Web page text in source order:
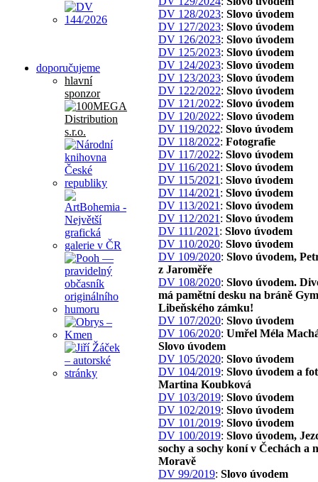
doporučujeme
hlavní
sponzor
DV 128/2023: Slovo úvodem
DV 127/2023: Slovo úvodem
DV 126/2023: Slovo úvodem
DV 125/2023: Slovo úvodem
DV 124/2023: Slovo úvodem
DV 123/2023: Slovo úvodem
DV 122/2022: Slovo úvodem
DV 121/2022: Slovo úvodem
DV 120/2022: Slovo úvodem
DV 119/2022: Slovo úvodem
DV 118/2022: Fotografie
DV 117/2022: Slovo úvodem
DV 116/2021 : Slovo úvodem
DV 115/2021 : Slovo úvodem
DV 114/2021 : Slovo úvodem
DV 113/2021 : Slovo úvodem
DV 112/2021 : Slovo úvodem
DV 111/2021 : Slovo úvodem
DV 110/2020: Slovo úvodem
DV 109/2020: Slovo úvodem,
z Jaroměře
DV 108/2020: Slovo úvodem.
má pamětní desku na bráně
Libeňského zámku!
DV 107/2020: Slovo úvodem
DV 106/2020: Umřel Méla
Slovo úvodem
DV 105/2020: Slovo úvodem
DV 104/2019: Slovo úvodem a
Martina Koubková
DV 103/2019: Slovo úvodem
DV 102/2019: Slovo úvodem
DV 101/2019: Slovo úvodem
DV 100/2019: Slovo úvodem,
sochy a sochy koní v Čechách a
Moravě
DV 99/2019: Slovo úvodem